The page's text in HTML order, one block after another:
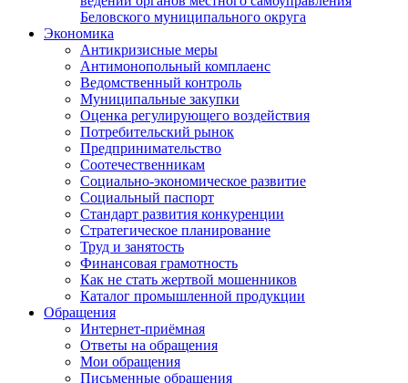
Беловского муниципального округа
Экономика
Антикризисные меры
Антимонопольный комплаенс
Ведомственный контроль
Муниципальные закупки
Оценка регулирующего воздействия
Потребительский рынок
Предпринимательство
Соотечественникам
Социально-экономическое развитие
Социальный паспорт
Стандарт развития конкуренции
Стратегическое планирование
Труд и занятость
Финансовая грамотность
Как не стать жертвой мошенников
Каталог промышленной продукции
Обращения
Интернет-приёмная
Ответы на обращения
Мои обращения
Письменные обращения